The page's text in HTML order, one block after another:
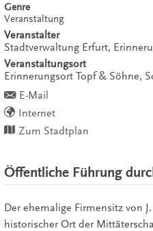
Genre
Veranstaltung
Veranstalter
Stadtverwaltung Erfurt,
Veranstaltungsort
Erinnerungsort Topf & Söhne,
E-Mail
Internet
Zum Stadtplan
Öffentliche Führung
Der ehemalige Firmensitz von
historischer Ort der